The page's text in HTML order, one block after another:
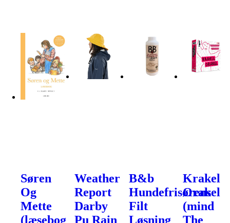
Søren
Og
Mette
(læsebog
Weather
Report
Darby
Pu Rain
B&b
Hundefrisørens
Filt
Løsning
Krakel
Orakel
(mind
The